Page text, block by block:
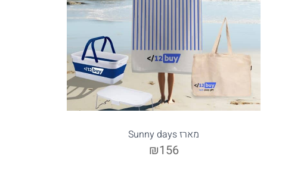
מארז Sunny days
₪156